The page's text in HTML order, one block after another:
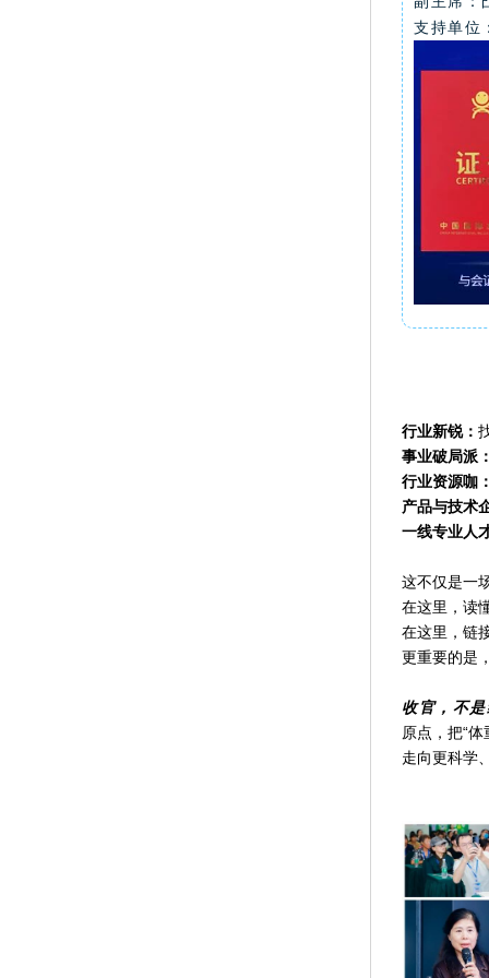
支持单位
行业新锐：
事业破局派
行业资源咖
产品与技术
一线专业人
这不仅是一
在这里，读
在这里，链
更重要的是
收官，不
原点，把“
走向更科学